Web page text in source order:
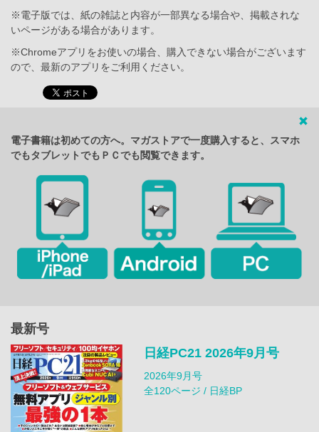
※電子版では、紙の雑誌と内容が一部異なる場合や、掲載されな
いページがある場合があります。
※Chromeアプリをお使いの場合、購入できない場合がございます
ので、最新のアプリをご利用ください。
電子書籍は初めての方へ。マガストアで一度購入すると、スマホ
でもタブレットでもＰＣでも閲覧できます。
最新号
日経PC21 2026年9月号
2026年9月号
全120ページ / 日経BP